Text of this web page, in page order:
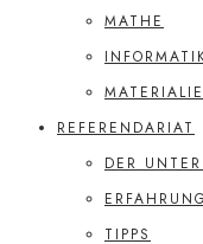
MATHE
REFERENDARIAT
DER
TIPPS